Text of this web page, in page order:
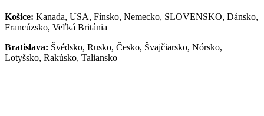
Košice: Kanada, USA, Fínsko, Nemecko, SLOVENSKO, Dánsko,
Francúzsko, Veľká Británia
Bratislava: Švédsko, Rusko, Česko, Švajčiarsko, Nórsko,
Lotyšsko, Rakúsko, Taliansko